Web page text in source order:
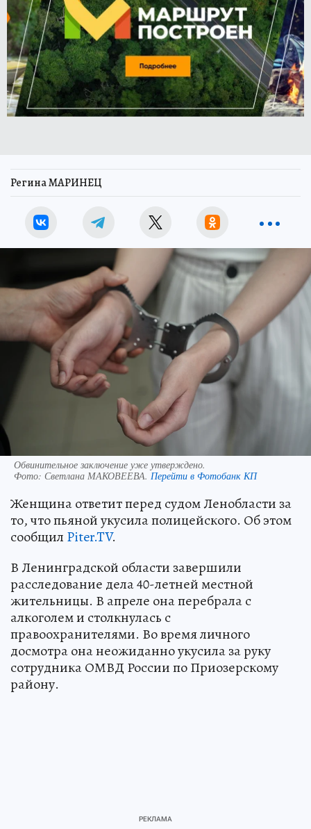
Регина МАРИНЕЦ
Обвинительное заключение уже утверждено.
Фото: Светлана МАКОВЕЕВА. Перейти в Фотобанк КП
Женщина ответит перед судом Ленобласти за
то, что пьяной укусила полицейского. Об этом
сообщил Piter.TV.
В Ленинградской области завершили
расследование дела 40-летней местной
жительницы. В апреле она перебрала с
алкоголем и столкнулась с
правоохранителями. Во время личного
досмотра она неожиданно укусила за руку
сотрудника ОМВД России по Приозерскому
району.